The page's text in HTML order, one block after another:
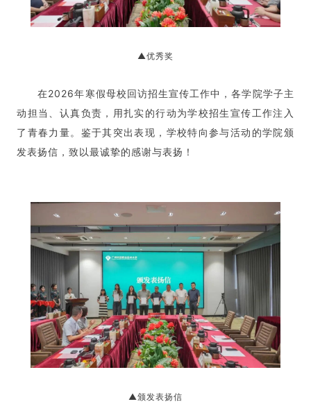
▲优秀奖
在2026年寒假母校回访招生宣传工作中，各学院学子主
动担当、认真负责，用扎实的行动为学校招生宣传工作注入
了青春力量。鉴于其突出表现，学校特向参与活动的学院颁
发表扬信，致以最诚挚的感谢与表扬！
▲颁发表扬信